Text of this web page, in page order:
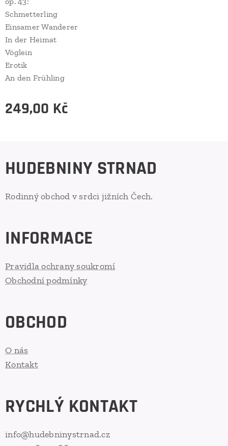
Schmetterling
Einsamer Wanderer
In der Heimat
Vöglein
Erotik
An den Frühling
249,00 Kč
HUDEBNINY STRNAD
Rodinný obchod v srdci jižních Čech.
INFORMACE
Pravidla ochrany soukromí
Obchodní podmínky
OBCHOD
O nás
Kontakt
RYCHLÝ KONTAKT
info@hudebninystrnad.cz